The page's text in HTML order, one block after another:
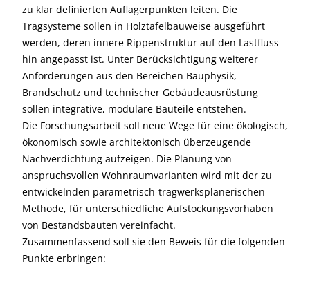
zu klar definierten Auflagerpunkten leiten. Die
Tragsysteme sollen in Holztafelbauweise ausgeführt
werden, deren innere Rippenstruktur auf den Lastfluss
hin angepasst ist. Unter Berücksichtigung weiterer
Anforderungen aus den Bereichen Bauphysik,
Brandschutz und technischer Gebäudeausrüstung
sollen integrative, modulare Bauteile entstehen.
Die Forschungsarbeit soll neue Wege für eine ökologisch,
ökonomisch sowie architektonisch überzeugende
Nachverdichtung aufzeigen. Die Planung von
anspruchsvollen Wohnraumvarianten wird mit der zu
entwickelnden parametrisch-tragwerksplanerischen
Methode, für unterschiedliche Aufstockungsvorhaben
von Bestandsbauten vereinfacht.
Zusammenfassend soll sie den Beweis für die folgenden
Punkte erbringen: